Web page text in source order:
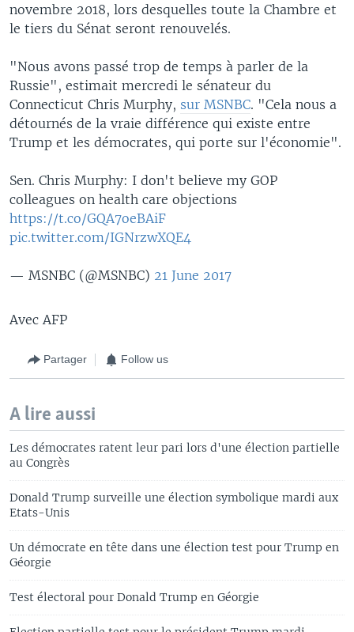
novembre 2018, lors desquelles toute la Chambre et
le tiers du Sénat seront renouvelés.
"Nous avons passé trop de temps à parler de la
Russie", estimait mercredi le sénateur du
Connecticut Chris Murphy, sur MSNBC. "Cela nous a
détournés de la vraie différence qui existe entre
Trump et les démocrates, qui porte sur l'économie".
Sen. Chris Murphy: I don't believe my GOP
colleagues on health care objections
https://t.co/GQA7oeBAiF
pic.twitter.com/IGNrzwXQE4
— MSNBC (@MSNBC) 21 June 2017
Avec AFP
Partager Follow us
A lire aussi
Les démocrates ratent leur pari lors d'une élection partielle
au Congrès
Donald Trump surveille une élection symbolique mardi aux
Etats-Unis
Un démocrate en tête dans une élection test pour Trump en
Géorgie
Test électoral pour Donald Trump en Géorgie